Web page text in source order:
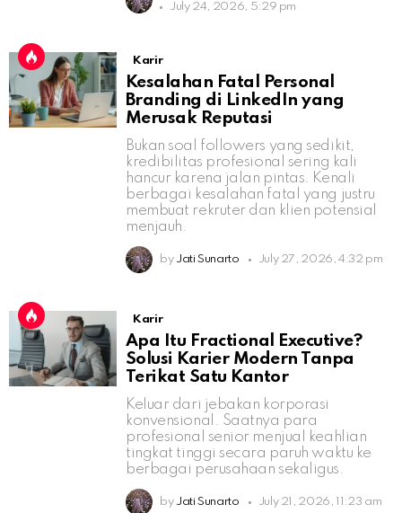
July 24, 2026, 5:29 pm
Karir
Kesalahan Fatal Personal
Branding di LinkedIn yang
Merusak Reputasi
Bukan soal followers yang sedikit,
kredibilitas profesional sering kali
hancur karena jalan pintas. Kenali
berbagai kesalahan fatal yang justru
membuat rekruter dan klien potensial
menjauh.
by Jati Sunarto July 27, 2026, 4:32 pm
Karir
Apa Itu Fractional Executive?
Solusi Karier Modern Tanpa
Terikat Satu Kantor
Keluar dari jebakan korporasi
konvensional. Saatnya para
profesional senior menjual keahlian
tingkat tinggi secara paruh waktu ke
berbagai perusahaan sekaligus.
by Jati Sunarto July 21, 2026, 11:23 am